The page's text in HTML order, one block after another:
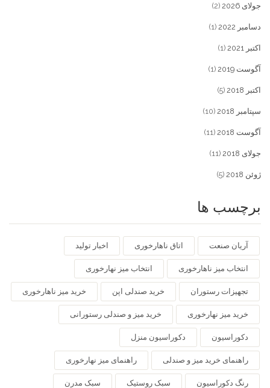
جولای 2026 (2)
دسامبر 2022 (1)
اکتبر 2021 (1)
آگوست 2019 (1)
اکتبر 2018 (5)
سپتامبر 2018 (10)
آگوست 2018 (11)
جولای 2018 (11)
ژوئن 2018 (5)
برچسب ها
آریان صنعت اتاق ناهارخوری اخبار تولید
انتخاب میز ناهارخوری انتخاب میز نهارخوری
تجهیزات رستوران خرید صندلی اپن خرید میز ناهارخوری
خرید میز نهارخوری خرید میز و صندلی رستورانی
دکوراسیون دکوراسیون منزل
راهنمای خرید میز و صندلی راهنمای میز نهارخوری
رنگ دکوراسیون سبک روستیک سبک مدرن